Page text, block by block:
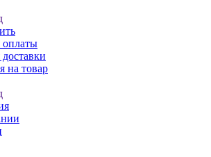
оплаты
на товар